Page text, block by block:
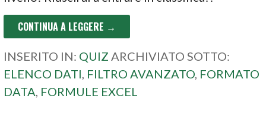
CONTINUA A LEGGERE →
INSERITO IN: QUIZ ARCHIVIATO SOTTO:
ELENCO DATI, FILTRO AVANZATO, FORMATO
DATA, FORMULE EXCEL